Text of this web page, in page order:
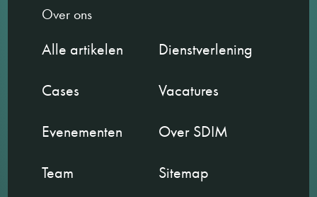
Over ons
Alle artikelen
Dienstverlening
Cases
Vacatures
Evenementen
Over SDIM
Team
Sitemap